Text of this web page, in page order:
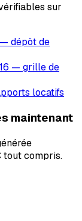
sur
dépôt de
— grille de
locatifs
maintenant
tout compris.